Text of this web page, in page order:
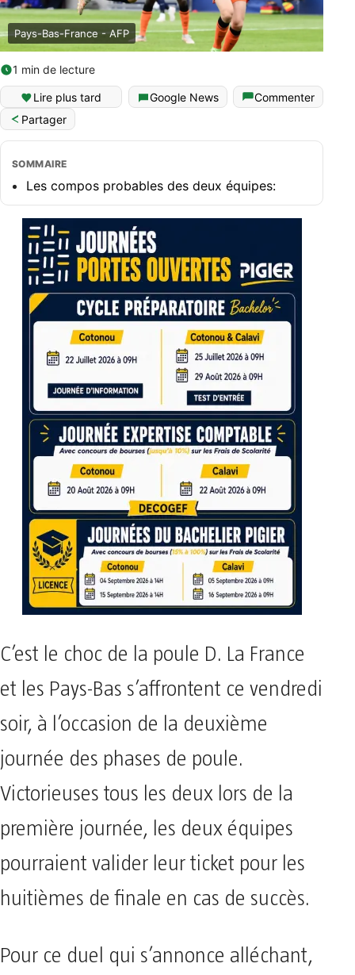
Pays-Bas-France - AFP
1 min de lecture
Lire plus tard Google News
Commenter
Partager
SOMMAIRE
Les compos probables des deux équipes:
C’est le choc de la poule D. La France
et les Pays-Bas s’affrontent ce vendredi
soir, à l’occasion de la deuxième
journée des phases de poule.
Victorieuses tous les deux lors de la
première journée, les deux équipes
pourraient valider leur ticket pour les
huitièmes de finale en cas de succès.
Pour ce duel qui s’annonce alléchant,